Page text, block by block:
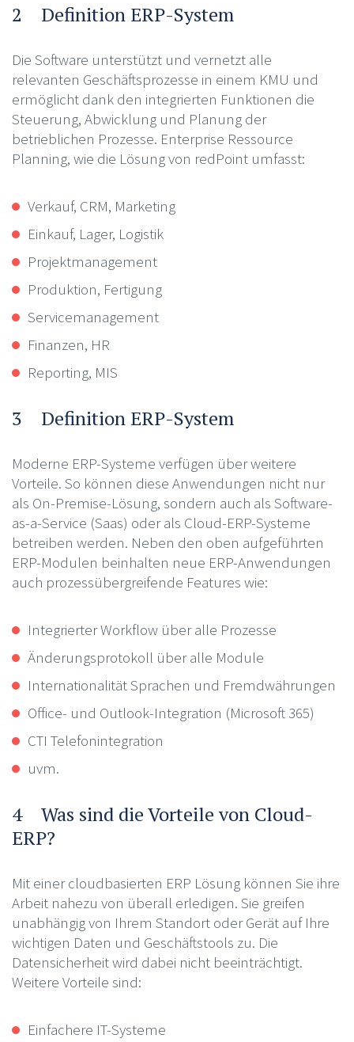
2 Definition ERP-System
Die Software unterstützt und vernetzt alle
relevanten Geschäftsprozesse in einem KMU und
ermöglicht dank den integrierten Funktionen die
Steuerung, Abwicklung und Planung der
betrieblichen Prozesse. Enterprise Ressource
Planning, wie die Lösung von redPoint umfasst:
Verkauf, CRM, Marketing
Einkauf, Lager, Logistik
Projektmanagement
Produktion, Fertigung
Servicemanagement
Finanzen, HR
Reporting, MIS
3 Definition ERP-System
Moderne ERP-Systeme verfügen über weitere
Vorteile. So können diese Anwendungen nicht nur
als On-Premise-Lösung, sondern auch als Software-
as-a-Service (Saas) oder als Cloud-ERP-Systeme
betreiben werden. Neben den oben aufgeführten
ERP-Modulen beinhalten neue ERP-Anwendungen
auch prozessübergreifende Features wie:
Integrierter Workflow über alle Prozesse
Änderungsprotokoll über alle Module
Internationalität Sprachen und Fremdwährungen
Office- und Outlook-Integration (Microsoft 365)
CTI Telefonintegration
uvm.
4 Was sind die Vorteile von Cloud-
ERP?
Mit einer cloudbasierten ERP Lösung können Sie ihre
Arbeit nahezu von überall erledigen. Sie greifen
unabhängig von Ihrem Standort oder Gerät auf Ihre
wichtigen Daten und Geschäftstools zu. Die
Datensicherheit wird dabei nicht beeinträchtigt.
Weitere Vorteile sind:
Einfachere IT-Systeme